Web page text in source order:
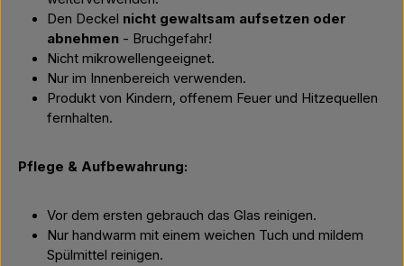
Den Deckel nicht gewaltsam aufsetzen oder
abnehmen - Bruchgefahr!
Nicht mikrowellengeeignet.
Nur im Innenbereich verwenden.
Produkt von Kindern, offenem Feuer und Hitzequellen
fernhalten.
Pflege & Aufbewahrung:
Vor dem ersten gebrauch das Glas reinigen.
Nur handwarm mit einem weichen Tuch und mildem
Spülmittel reinigen.